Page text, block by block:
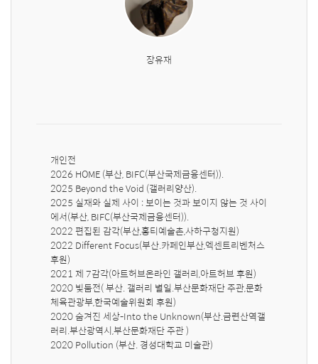
장유재
개인전
2026 HOME (부산, BIFC(부산국제금융센터)).
2025 Beyond the Void (갤러리양산).
2025 실재와 실제 사이 : 보이는 것과 보이지 않는 것 사이
에서(부산, BIFC(부산국제금융센터)).
2022 편집된 감각(부산,홍티예술촌,사하구청지원)
2022 Different Focus(부산.카페인부산,엑센트리벤처스
후원)
2021 제 7감각(아트허브온라인 갤러리,아트허브 후원)
2020 빛둠전( 부산. 갤러리 별일.부산문화재단 주관,문화
체육관광부,한국예술위원회 후원)
2020 숨겨진 세상-Into the Unknown(부산.금련산역갤
러리.부산광역시,부산문화재단 주관 )
2020 Pollution (부산. 경성대학교 미술관)